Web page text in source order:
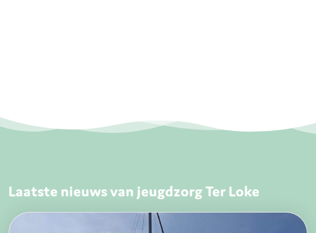
Laatste nieuws van jeugdzorg Ter Loke